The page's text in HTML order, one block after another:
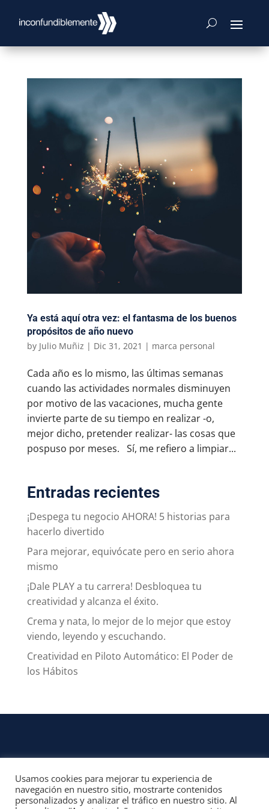
Ya está aquí otra vez: el fantasma de los buenos
propósitos de año nuevo
by Julio Muñiz | Dic 31, 2021 | marca personal
Cada año es lo mismo, las últimas semanas
cuando las actividades normales disminuyen
por motivo de las vacaciones, mucha gente
invierte parte de su tiempo en realizar -o,
mejor dicho, pretender realizar- las cosas que
pospuso por meses. Sí, me refiero a limpiar...
Entradas recientes
¡Despega tu negocio AHORA! 5 historias para
hacerlo divertido
Para mejorar, equivócate pero en serio ahora
mismo
¡Dale PLAY a tu carrera! Desbloquea tu
creatividad y alcanza el éxito.
Crema y nata, lo mejor de lo mejor que estoy
viendo, leyendo y escuchando.
Creatividad en Piloto Automático: El Poder de
los Hábitos
CONTACTO
© 2022, Unofficial Media, LLC – Reservados todos los derechos | All rights
Usamos cookies para mejorar tu experiencia de
navegación en nuestro sitio, mostrarte contenidos
personalizados y analizar el tráfico en nuestro sitio. Al